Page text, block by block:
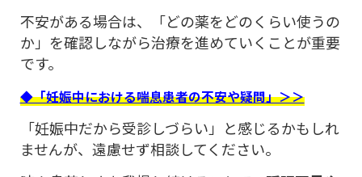
不安がある場合は、「どの薬をどのくらい使うの
か」を確認しながら治療を進めていくことが重要
です。
◆「妊娠中における喘息患者の不安や疑問」＞＞
「妊娠中だから受診しづらい」と感じるかもしれ
ませんが、遠慮せず相談してください。